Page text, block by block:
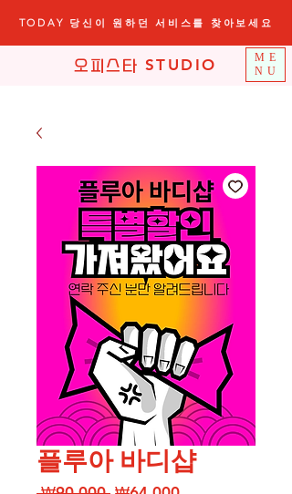
오피스타 STUDIO
TODAY 당신이 원하던 서비스를 찾아보세요
ME
NU
플루아 바디샵